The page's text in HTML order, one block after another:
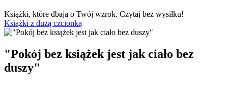
Książki, które dbają o Twój wzrok. Czytaj bez wysiłku!
Książki z dużą czcionką
"Pokój bez książek jest jak ciało bez
duszy"